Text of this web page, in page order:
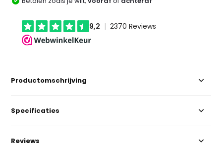
Productomschrijving
Specificaties
Reviews